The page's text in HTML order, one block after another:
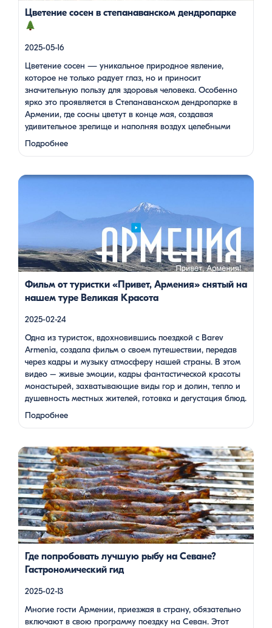
Цветение сосен в степанаванском дендропарке
2025-05-16
Цветение сосен — уникальное природное явление,
которое не только радует глаз, но и приносит
значительную пользу для здоровья человека. Особенно
ярко это проявляется в Степанаванском дендропарке в
Армении, где сосны цветут в конце мая, создавая
удивительное зрелище и наполняя воздух целебными
веществами.
Лорийской области Степанаванский дендропарк, также
Подробнее
Одна из туристок, вдохновившись поездкой с Barev Armenia,
музыку атмосферу нашей страны. В этом видео – живые
эмоции, кадры фантастической красоты монастырей,
захватывающие виды гор и долин, тепло и душевность
местных жителей, готовка и дегустация блюд. Путешествие
под завораживающие мелодии дудука Дживана Гаспаряна
стало настоящим погружением […]
Фильм от туристки «Привет, Армения» снятый на
нашем туре Великая Красота
2025-02-24
Одна из туристок, вдохновившись поездкой с Barev
Armenia, создала фильм о своем путешествии, передав
через кадры и музыку атмосферу нашей страны. В этом
видео – живые эмоции, кадры фантастической красоты
монастырей, захватывающие виды гор и долин, тепло и
душевность местных жителей, готовка и дегустация блюд.
Путешествие под завораживающие мелодии дудука
Дживана Гаспаряна стало настоящим погружением …
Подробнее
Многие гости Армении, приезжая в страну, обязательно
включают в свою программу поездку на Севан. Этот
маршрут — один из самых популярных: свежий горный
воздух, величественные пейзажи, древние храмы и, конечно
же, местная кухня. На Севане можно посетить Севанаванк
— знаменитый монастырь IX века, расположенный на
полуострове, а также Айраванк, который менее известен, но
не менее […]
Где попробовать лучшую рыбу на Севане?
Гастрономический гид
2025-02-13
Многие гости Армении, приезжая в страну, обязательно
включают в свою программу поездку на Севан. Этот